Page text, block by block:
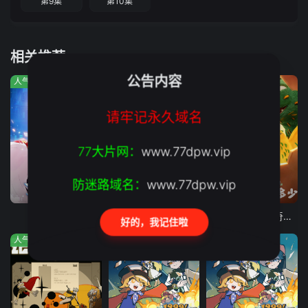
相关推荐
人气:514
第236集
人气:1468
吞噬星空 霸王龙雷奇之雷奇知多少
人气:503 人气:210
公告内容
请牢记永久域名
77大片网： www.77dpw.vip
防迷路域名： www.77dpw.vip
好的，我记住啦